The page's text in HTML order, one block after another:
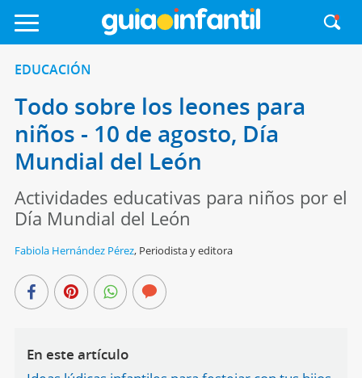
EDUCACIÓN
Todo sobre los leones para
niños - 10 de agosto, Día
Mundial del León
Actividades educativas para niños por el
Día Mundial del León
Fabiola Hernández Pérez, Periodista y editora
En este artículo